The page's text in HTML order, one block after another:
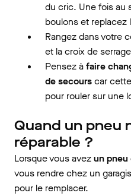
du cric. Une fois au
boulons et replacez
Rangez dans votre
et la croix de
Pensez àfaire
de secourscar
pour rouler sur une
Quand un pneu
réparable ?
Lorsque vous avezun
vous rendre chez un
pour le remplacer.